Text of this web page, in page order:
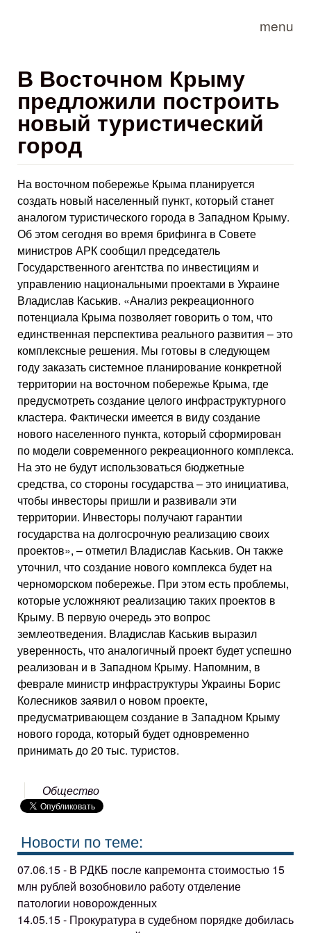
menu
В Восточном Крыму
предложили построить
новый туристический
город
На восточном побережье Крыма планируется
создать новый населенный пункт, который станет
аналогом туристического города в Западном Крыму.
Об этом сегодня во время брифинга в Совете
министров АРК сообщил председатель
Государственного агентства по инвестициям и
управлению национальными проектами в Украине
Владислав Каськив. «Анализ рекреационного
потенциала Крыма позволяет говорить о том, что
единственная перспектива реального развития – это
комплексные решения. Мы готовы в следующем
году заказать системное планирование конкретной
территории на восточном побережье Крыма, где
предусмотреть создание целого инфраструктурного
кластера. Фактически имеется в виду создание
нового населенного пункта, который сформирован
по модели современного рекреационного комплекса.
На это не будут использоваться бюджетные
средства, со стороны государства – это инициатива,
чтобы инвесторы пришли и развивали эти
территории. Инвесторы получают гарантии
государства на долгосрочную реализацию своих
проектов», – отметил Владислав Каськив. Он также
уточнил, что создание нового комплекса будет на
черноморском побережье. При этом есть проблемы,
которые усложняют реализацию таких проектов в
Крыму. В первую очередь это вопрос
землеотведения. Владислав Каськив выразил
уверенность, что аналогичный проект будет успешно
реализован и в Западном Крыму. Напомним, в
феврале министр инфраструктуры Украины Борис
Колесников заявил о новом проекте,
предусматривающем создание в Западном Крыму
нового города, который будет одновременно
принимать до 20 тыс. туристов.
Общество
Новости по теме:
07.06.15 - В РДКБ после капремонта стоимостью 15
млн рублей возобновило работу отделение
патологии новорожденных
14.05.15 - Прокуратура в судебном порядке добилась